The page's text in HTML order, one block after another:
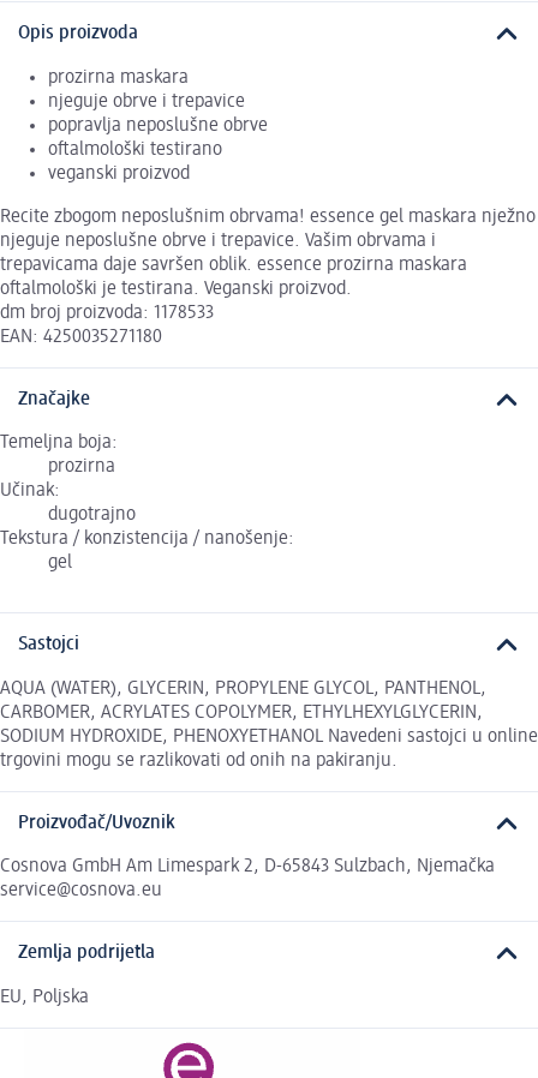
Opis proizvoda
prozirna maskara
njeguje obrve i trepavice
popravlja neposlušne obrve
oftalmološki testirano
veganski proizvod
Recite zbogom neposlušnim obrvama! essence gel maskara nježno
njeguje neposlušne obrve i trepavice. Vašim obrvama i
trepavicama daje savršen oblik. essence prozirna maskara
oftalmološki je testirana. Veganski proizvod.
dm broj proizvoda: 1178533
EAN: 4250035271180
Značajke
Temeljna boja:
prozirna
Učinak:
dugotrajno
Tekstura / konzistencija / nanošenje:
gel
Sastojci
AQUA (WATER), GLYCERIN, PROPYLENE GLYCOL, PANTHENOL,
CARBOMER, ACRYLATES COPOLYMER, ETHYLHEXYLGLYCERIN,
SODIUM HYDROXIDE, PHENOXYETHANOL Navedeni sastojci u online
trgovini mogu se razlikovati od onih na pakiranju.
Proizvođač/Uvoznik
Cosnova GmbH Am Limespark 2, D-65843 Sulzbach, Njemačka
service@cosnova.eu
Zemlja podrijetla
EU, Poljska